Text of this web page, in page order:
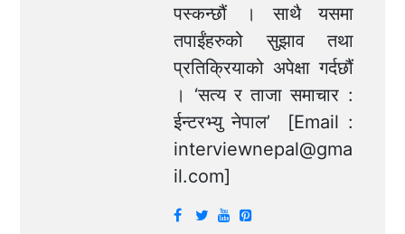
पस्कन्छौं । साथै यसमा
तपाईंहरुको सुझाव तथा
प्रतिक्रियाको अपेक्षा गर्दछौं
। ‘सत्य र ताजा समाचार :
ईन्टरभ्यु नेपाल’ [Email :
interviewnepal@gma
il.com]